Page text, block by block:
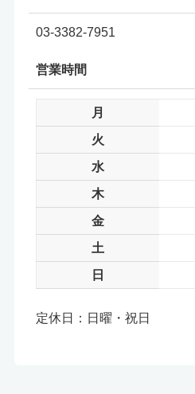
03-3382-7951
営業時間
月
火
水
木
金
土
日
定休日：日曜・祝日